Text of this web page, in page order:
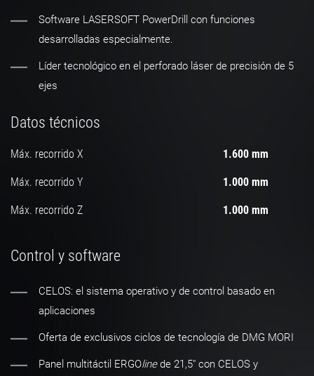
Software LASERSOFT PowerDrill con funciones
desarrolladas especialmente.
Líder tecnológico en el perforado láser de precisión de 5
ejes
Datos técnicos
Máx. recorrido X 1.600 mm
Máx. recorrido Y 1.000 mm
Máx. recorrido Z 1.000 mm
Control y software
CELOS: el sistema operativo y de control basado en
aplicaciones
Oferta de exclusivos ciclos de tecnología de DMG MORI
Panel multitáctil ERGOlinede 21,5" con CELOS y